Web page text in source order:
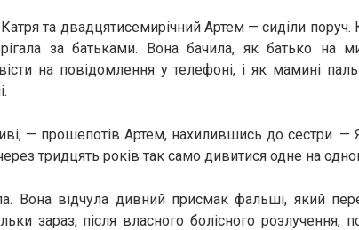
Катря та двадцятисемирічний Артем — сиділи поруч.
за батьками. Вона бачила, як батько на
на повідомлення у телефоні, і як мамині
— прошепотів Артем, нахилившись до сестри. —
тридцять років так само дивитися одне на
Вона відчула дивний присмак фальші, який
зараз, після власного болісного розлучення,